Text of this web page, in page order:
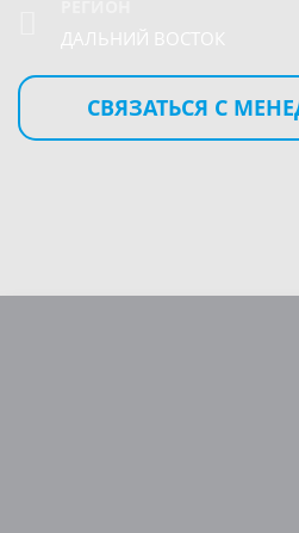
ДАЛЬНИЙ ВОСТОК
СВЯЗАТЬСЯ С